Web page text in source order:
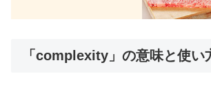
「complexity」の意味と使い